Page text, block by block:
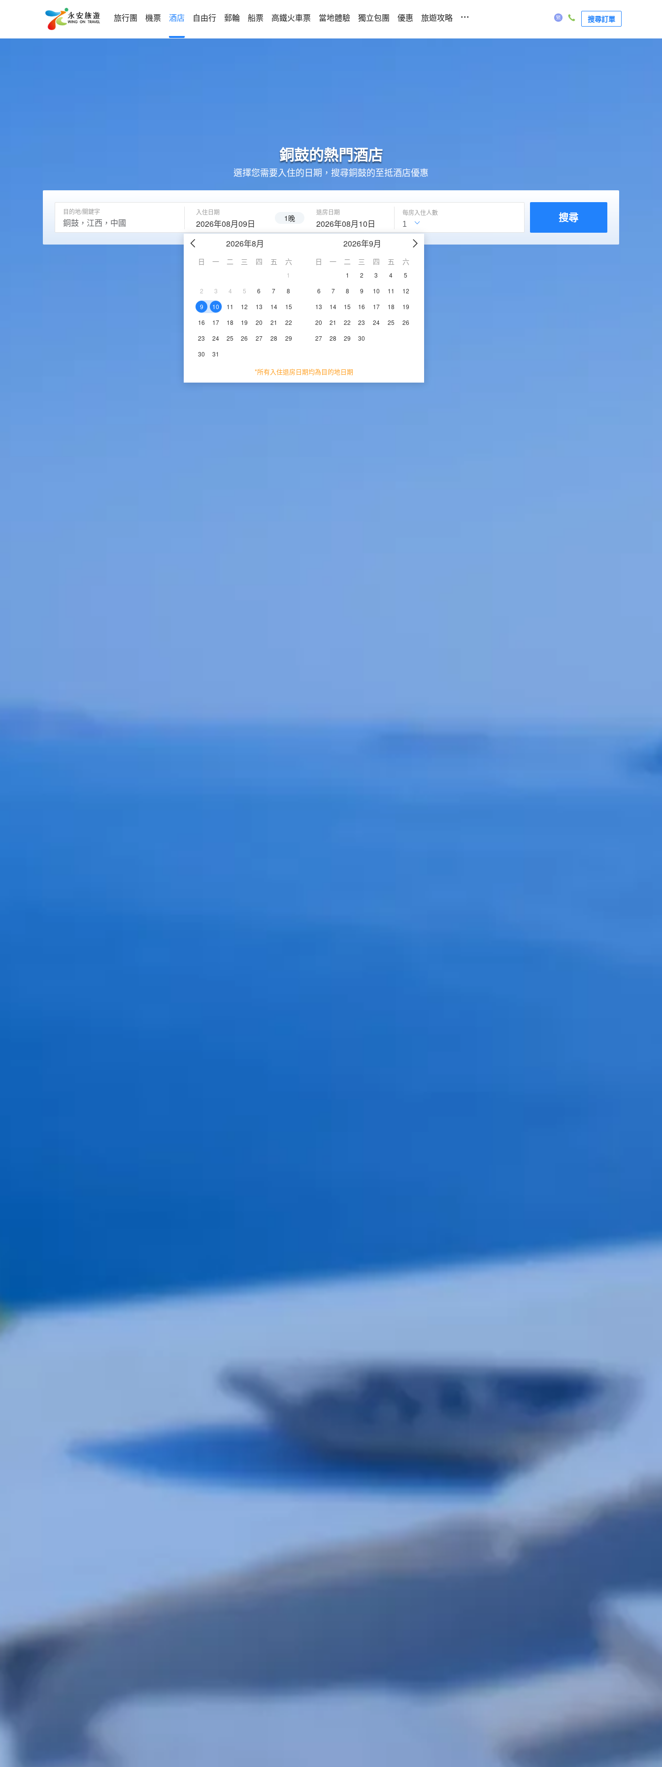
旅行團 機票 酒店 自由行 郵輪 船票 高鐵火車票 當地體驗 獨立包團 優惠 旅遊攻略 ... 搜尋訂單
銅鼓的熱門酒店
選擇您需要入住的日期，搜尋銅鼓的至抵酒店優惠
目的地/關鍵字 入住日期
2026年08月09日 1晚
退房日期
2026年08月10日
2026年8月
日 一 二 三 四 五 六
1
2
3 4 5 6 7
8
9
10 11 12 13 14
15
16
17 18 19 20 21
22
23
24 25 26 27 28
29
30
31
2026年9月
日 一 二 三 四 五 六
1 2 3 4
5
6
7 8 9 10 11
12
13
14 15 16 17 18
19
20
21 22 23 24 25
26
27
28 29 30
*所有入住退房日期均為目的地日期
每房入住人數 搜尋